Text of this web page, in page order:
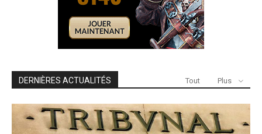
DERNIÈRES ACTUALITÉS Tout Plus